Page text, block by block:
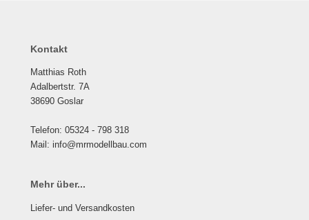
Kontakt
Matthias Roth
Adalbertstr. 7A
38690 Goslar
Telefon: 05324 - 798 318
Mail: info@mrmodellbau.com
Mehr über...
Liefer- und Versandkosten